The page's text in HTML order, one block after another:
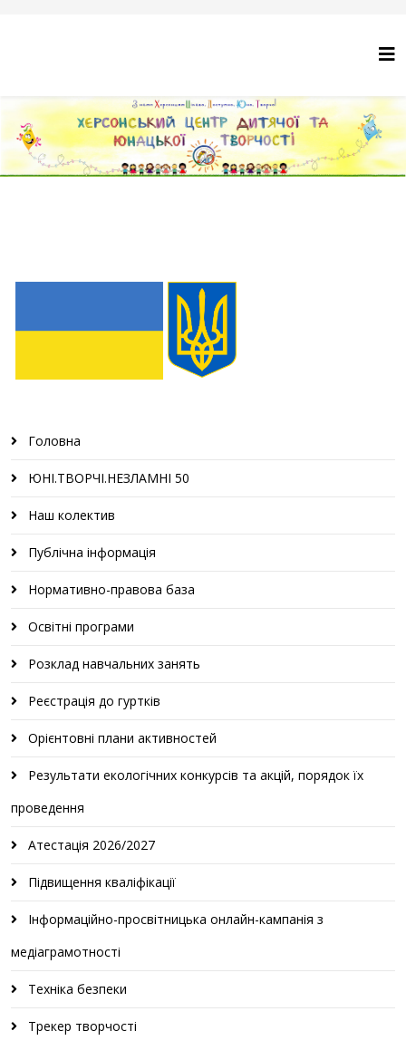
Головна
ЮНІ.ТВОРЧІ.НЕЗЛАМНІ 50
Наш колектив
Публічна інформація
Нормативно-правова база
Освітні програми
Розклад навчальних занять
Реєстрація до гуртків
Орієнтовні плани активностей
Результати екологічних конкурсів та акцій, порядок їх
проведення
Атестація 2026/2027
Підвищення кваліфікації
Інформаційно-просвітницька онлайн-кампанія з
медіаграмотності
Техніка безпеки
Трекер творчості